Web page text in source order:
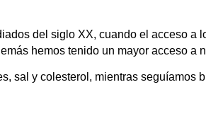
del siglo XX, cuando el acceso
hemos tenido un mayor acceso
sal y colesterol, mientras seguíamos